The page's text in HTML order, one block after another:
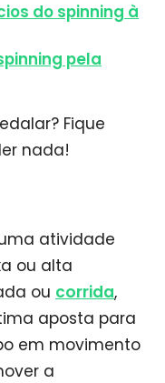
do spinning à
pela
Fique
nada!
atividade
ou alta
ou corrida,
aposta para
em movimento
a